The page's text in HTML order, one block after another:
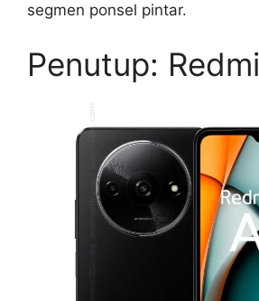
segmen ponsel pintar.
Penutup: